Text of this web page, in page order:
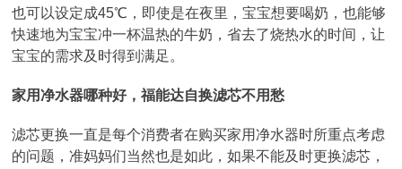
也可以设定成45℃，即使是在夜里，宝宝想要喝奶，也能够
快速地为宝宝冲一杯温热的牛奶，省去了烧热水的时间，让
宝宝的需求及时得到满足。
家用净水器哪种好，福能达自换滤芯不用愁
滤芯更换一直是每个消费者在购买家用净水器时所重点考虑
的问题，准妈妈们当然也是如此，如果不能及时更换滤芯，